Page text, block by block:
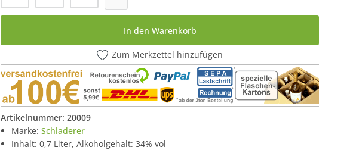
In den Warenkorb
Zum Merkzettel hinzufügen
Artikelnummer: 20009
Marke: Schladerer
Inhalt: 0,7 Liter, Alkoholgehalt: 34% vol